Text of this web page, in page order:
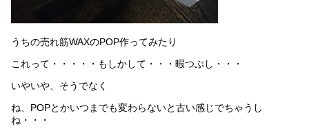
うちの売れ筋WAXのPOP作ってみたり
これって・・・・・もしかして・・・暇つぶし・・・
いやいや、そうでなく
ね、POPとかいつまでも変わらないと古い感じでちゃうし
ね・・・